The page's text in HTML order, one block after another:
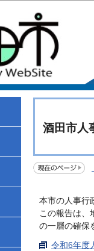
酒田市人
本市の人事行
この報告は、
の一層の確保
令和6年度